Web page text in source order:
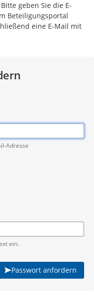
geben Sie die E-
Beteiligungsportal
eine E-Mail mit
Adresse
ein.
Passwort anfordern